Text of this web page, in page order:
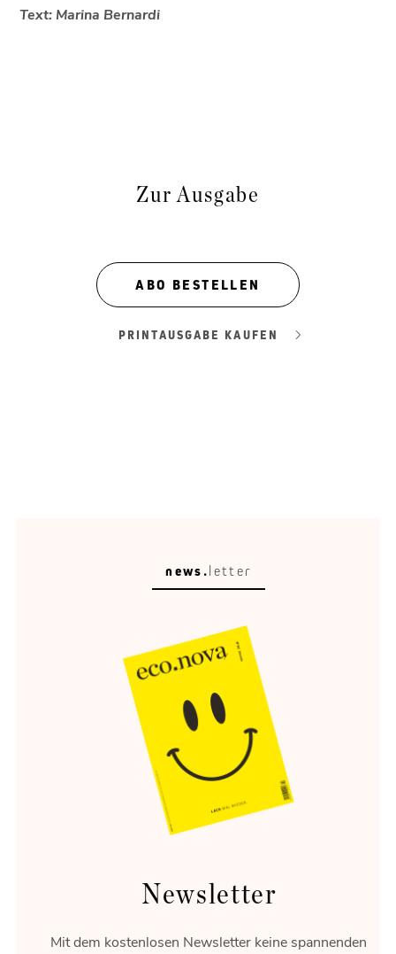
Text: Marina Bernardi
Zur Ausgabe
ABO BESTELLEN
PRINTAUSGABE KAUFEN
Circular Escape
Eine schöne Umgebung verändert, wie wir reisen,
entspannen und erinnern.
news.letter
Newsletter
Mit dem kostenlosen Newsletter keine spannenden